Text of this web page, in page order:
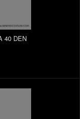
40 DEN